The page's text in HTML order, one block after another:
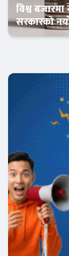
विश्व
सरकारको